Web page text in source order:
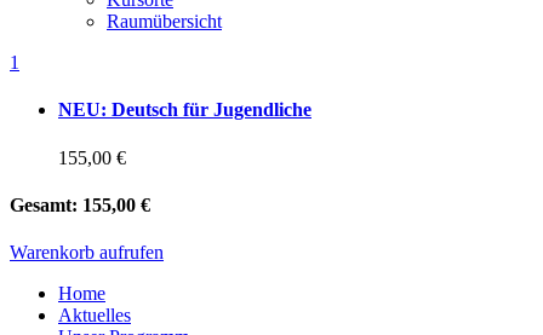
Raumübersicht
1
NEU: Deutsch für Jugendliche
155,00 €
Gesamt: 155,00 €
Warenkorb aufrufen
Home
Aktuelles